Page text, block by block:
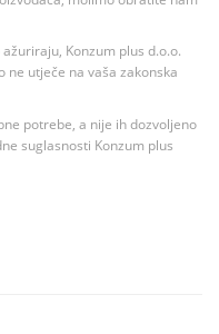
Konzum plus d.o.o.
ne utječe na vaša zakonska
potrebe, a nije ih dozvoljeno
suglasnosti Konzum plus